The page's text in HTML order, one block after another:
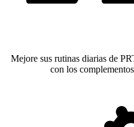
Mejore sus rutinas diarias de
con los